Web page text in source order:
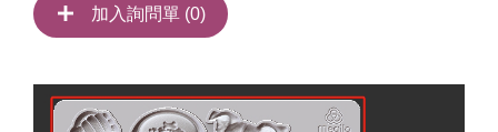
加入詢問單 (0)